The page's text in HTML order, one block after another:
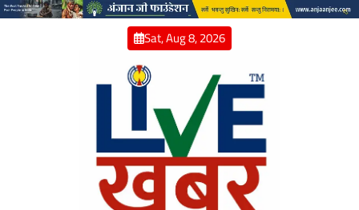
Skip
Sat, Aug 8, 2026